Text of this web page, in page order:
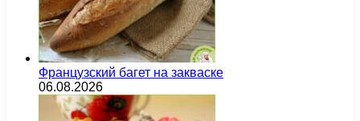
Французский багет на закваске
06.08.2026